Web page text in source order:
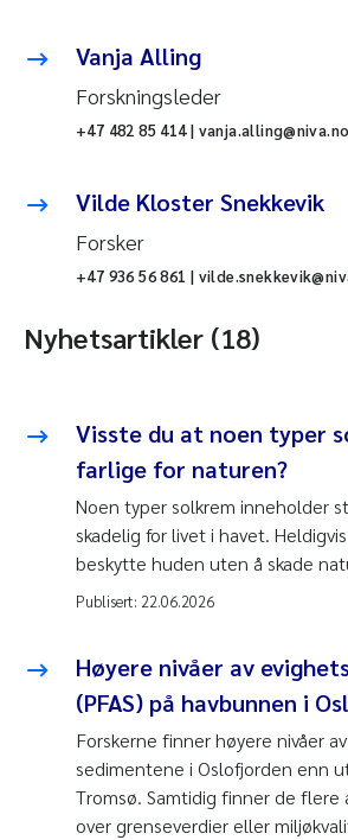
Vanja Alling
Forskningsleder
+47 482 85 414 | vanja.alling@niva.no
Vilde Kloster Snekkevik
Forsker
+47 936 56 861 |
Nyhetsartikler (18)
Visste du at noen typer
farlige for naturen?
Noen typer solkrem inneholder
skadelig for livet i havet.
beskytte huden uten å skade
Publisert: 22.06.2026
Høyere nivåer av
(PFAS) på havbunnen i
Forskerne finner høyere nivåer av
sedimentene i Oslofjorden enn
Tromsø. Samtidig finner de flere
over grenseverdier eller